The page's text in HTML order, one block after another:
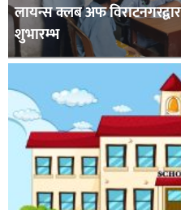
लायन्स क्लब अफ
शुभारम्भ